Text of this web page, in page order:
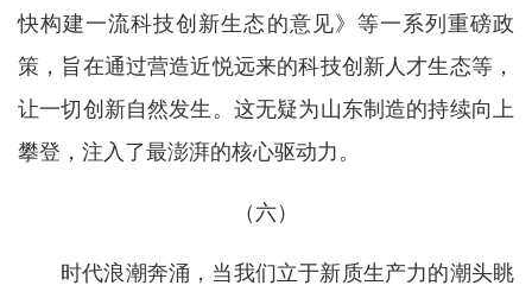
快构建一流科技创新生态的意见》等一系列重磅政
策，旨在通过营造近悦远来的科技创新人才生态等，
让一切创新自然发生。这无疑为山东制造的持续向上
攀登，注入了最澎湃的核心驱动力。
（六）
时代浪潮奔涌，当我们立于新质生产力的潮头眺